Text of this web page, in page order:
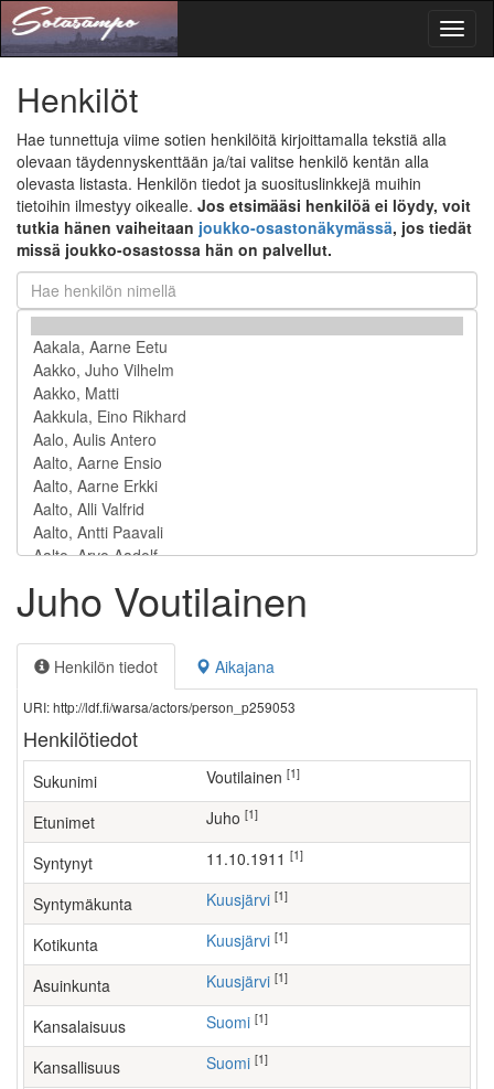
Henkilöt
Hae tunnettuja viime sotien henkilöitä kirjoittamalla tekstiä alla
olevaan täydennyskenttään ja/tai valitse henkilö kentän alla
olevasta listasta. Henkilön tiedot ja suosituslinkkejä muihin
tietoihin ilmestyy oikealle. Jos etsimääsi henkilöä ei löydy, voit
tutkia hänen vaiheitaan joukko-osastonäkymässä, jos tiedät
missä joukko-osastossa hän on palvellut.
Juho Voutilainen
Henkilön tiedot Aikajana
URI: http://ldf.fi/warsa/actors/person_p259053
Henkilötiedot
Sukunimi Voutilainen [1]
Etunimet Juho [1]
Syntynyt 11.10.1911 [1]
Syntymäkunta Kuusjärvi [1]
Kotikunta Kuusjärvi [1]
Asuinkunta Kuusjärvi [1]
Kansalaisuus Suomi [1]
Kansallisuus Suomi [1]